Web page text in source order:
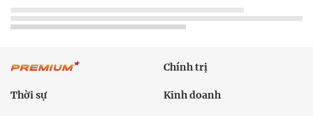
Chính trị
Thời sự Kinh doanh